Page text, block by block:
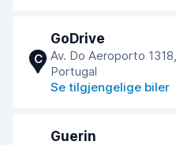
C
GoDrive
Av. Do Aeroporto
Portugal
Se tilgjengelige biler
Guerin